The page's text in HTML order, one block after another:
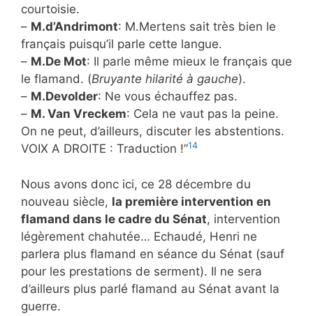
courtoisie.
– M.d’Andrimont: M.Mertens sait très bien le
français puisqu’il parle cette langue.
– M.De Mot: Il parle même mieux le français que
le flamand. (Bruyante hilarité à gauche).
– M.Devolder: Ne vous échauffez pas.
– M. Van Vreckem: Cela ne vaut pas la peine.
On ne peut, d’ailleurs, discuter les abstentions.
VOIX A DROITE : Traduction !”14
Nous avons donc ici, ce 28 décembre du
nouveau siècle, la première intervention en
flamand dans le cadre du Sénat, intervention
légèrement chahutée… Echaudé, Henri ne
parlera plus flamand en séance du Sénat (sauf
pour les prestations de serment). Il ne sera
d’ailleurs plus parlé flamand au Sénat avant la
guerre.